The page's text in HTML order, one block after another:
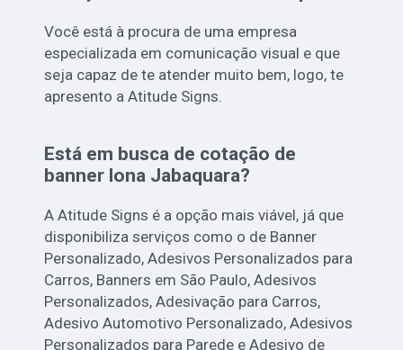
Você está à procura de uma empresa
especializada em comunicação visual e que
seja capaz de te atender muito bem, logo, te
apresento a Atitude Signs.
Está em busca de cotação de
banner lona Jabaquara?
A Atitude Signs é a opção mais viável, já que
disponibiliza serviços como o de Banner
Personalizado, Adesivos Personalizados para
Carros, Banners em São Paulo, Adesivos
Personalizados, Adesivação para Carros,
Adesivo Automotivo Personalizado, Adesivos
Personalizados para Parede e Adesivo de